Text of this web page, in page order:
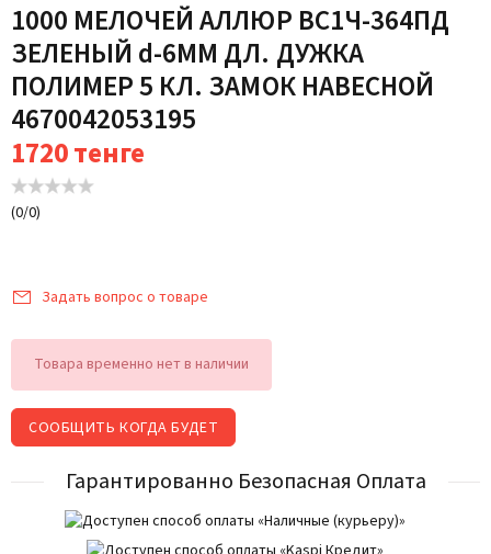
1000 МЕЛОЧЕЙ АЛЛЮР ВС1Ч-364ПД
ЗЕЛЕНЫЙ d-6ММ ДЛ. ДУЖКА
ПОЛИМЕР 5 КЛ. ЗАМОК НАВЕСНОЙ
4670042053195
1720тенге
(0/0)
Задать вопрос о товаре
Товара временно нет в наличии
СООБЩИТЬ КОГДА БУДЕТ
Гарантированно Безопасная Оплата